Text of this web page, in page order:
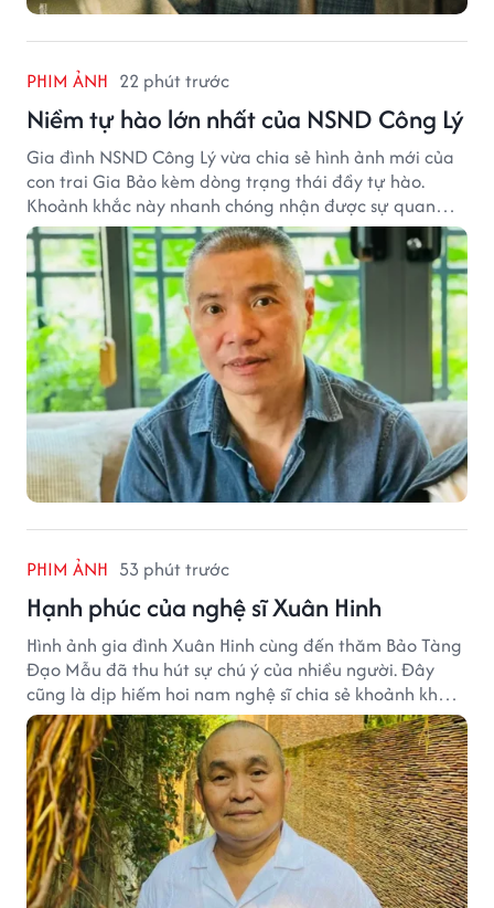
PHIM ẢNH 22 phút trước
Niềm tự hào lớn nhất của NSND Công Lý
Gia đình NSND Công Lý vừa chia sẻ hình ảnh mới của
con trai Gia Bảo kèm dòng trạng thái đầy tự hào.
Khoảnh khắc này nhanh chóng nhận được sự quan
tâm từ đông đảo khán giả.
PHIM ẢNH 53 phút trước
Hạnh phúc của nghệ sĩ Xuân Hinh
Hình ảnh gia đình Xuân Hinh cùng đến thăm Bảo Tàng
Đạo Mẫu đã thu hút sự chú ý của nhiều người. Đây
cũng là dịp hiếm hoi nam nghệ sĩ chia sẻ khoảnh khắc
sum họp bên người thân tại công trình văn hóa tâm
huyết của mình.